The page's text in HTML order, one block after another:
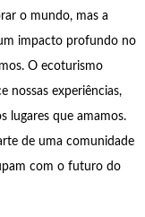
o mundo, mas a
impacto profundo no
O ecoturismo
nossas experiências,
lugares que amamos.
de uma comunidade
com o futuro do